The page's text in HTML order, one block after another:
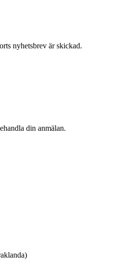
nyhetsbrev är skickad.
din anmälan.